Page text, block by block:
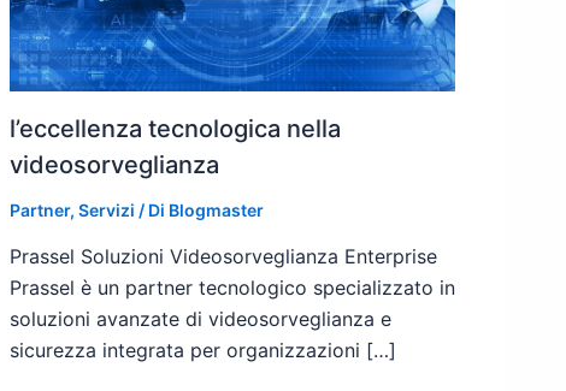
l’eccellenza tecnologica nella
videosorveglianza
Partner, Servizi / Di Blogmaster
Prassel Soluzioni Videosorveglianza Enterprise
Prassel è un partner tecnologico specializzato in
soluzioni avanzate di videosorveglianza e
sicurezza integrata per organizzazioni […]